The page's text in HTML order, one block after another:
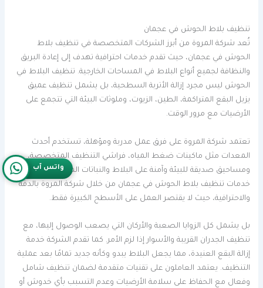
تنظيف بلاط الحوش في عجمان
تُعد شركة المروة من أبرز الشركات المتخصصة في تنظيف بلاط
الحوش في عجمان، حيث تقدم خدمات احترافية تهدف إلى إعادة البريق
والنظافة لجميع أنواع البلاط في المساحات الخارجية. تنظيف البلاط في
الحوش ليس مجرد إزالة الأتربة السطحية، بل يشمل تنظيف عميق
يزيل البقع المتراكمة، الطين، الزيوت، وملوثات البيئة التي تتجمع على
الأرضيات مع مرور الوقت.
تعتمد شركة المروة على فرق عمل مدربة ومؤهلة، تستخدم أحدث
المعدات مثل ماكينات ضغط المياه، فراشي التنظيف المتخصصة،
ومساحيق صديقة للبيئة وآمنة على البلاط والنباتات المحيطة. تتميز
خدمات تنظيف بلاط الحوش في عجمان من خلال شركة المروة بالدقة
والاحترافية، حيث لا يقتصر العمل على الأسطح الكبيرة فقط.
بل يشمل كل الزوايا الصعبة والأركان التي يصعب الوصول إليها، مع
تنظيف الجدران القريبة والأسوار إذا لزم الأمر. كما تقدم الشركة خدمة
إزالة البقع العنيدة، مما يجعل البلاط يبدو وكأنه جديد تمامًا بعد عملية
التنظيف. يعتمد العاملون على تقنيات متقدمة لضمان تنظيف شامل
وفعال مع الحفاظ على سلامة الأرضيات وعدم التسبب بأي خدوش أو
واتس آب